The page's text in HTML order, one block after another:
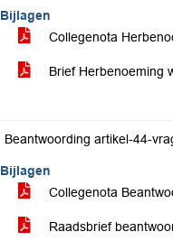
Bijlagen
Collegenota
Brief Herbenoeming
Beantwoording artikel-44-
Bijlagen
Collegenota
Raadsbrief